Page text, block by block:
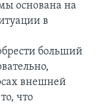
основана на
в
больший
внешней
что